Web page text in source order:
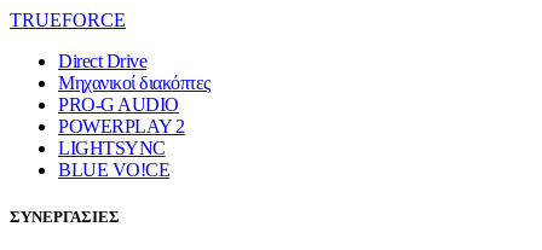
TRUEFORCE
Direct Drive
Μηχανικοί διακόπτες
PRO-G AUDIO
POWERPLAY 2
LIGHTSYNC
BLUE VO!CE
ΣΥΝΕΡΓΑΣΙΕΣ